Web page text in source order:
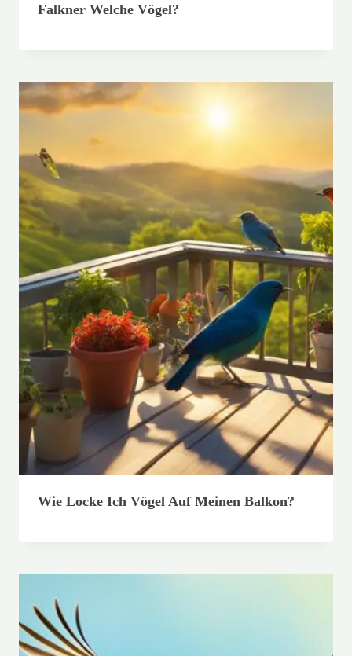
Falkner Welche Vögel?
Wie Locke Ich Vögel Auf Meinen Balkon?